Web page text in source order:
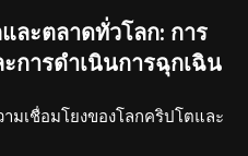
ละตลาดทั่วโลก: การ
การดำเนินการฉุกเฉิน
มเชื่อมโยงของโลกคริปโตและ